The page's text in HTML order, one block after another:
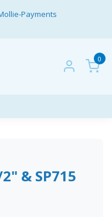
Payments
0
& SP715